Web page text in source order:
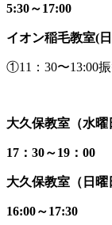
5:30～17:00
イオン稲毛教室(
①11：30〜13:00
大久保教室（水曜
17：30～19：00
大久保教室（日曜
16:00～17:30